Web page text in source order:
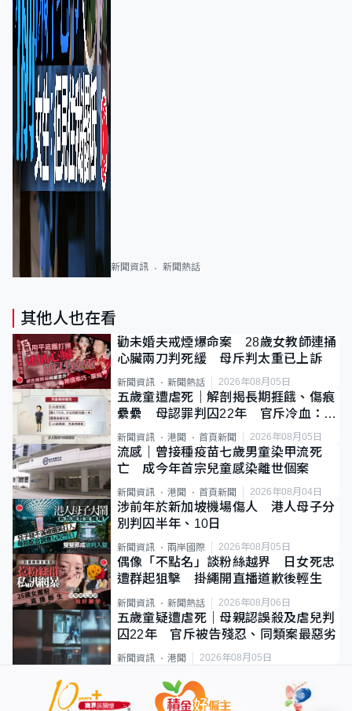
新聞資訊 新聞熱話
其他人也在看
勸未婚夫戒煙爆命案 28歲女教師連捅
心臟兩刀判死緩 母斥判太重已上訴
新聞資訊 新聞熱話 2026年08月05日
五歲童遭虐死｜解剖揭長期捱餓、傷痕
纍纍 母認罪判囚22年 官斥冷血：同
類案最惡劣
新聞資訊 港聞 首頁新聞 2026年08月05日
流感｜曾接種疫苗七歲男童染甲流死
亡 成今年首宗兒童感染離世個案
新聞資訊 港聞 首頁新聞 2026年08月04日
涉前年於新加坡機場傷人 港人母子分
別判囚半年、10日
新聞資訊 兩岸國際 2026年08月05日
偶像「不點名」談粉絲越界 日女死忠
遭群起狙擊 掛繩開直播道歉後輕生
新聞資訊 新聞熱話 2026年08月06日
五歲童疑遭虐死｜母親認誤殺及虐兒判
囚22年 官斥被告殘忍、同類案最惡劣
新聞資訊 港聞 2026年08月05日